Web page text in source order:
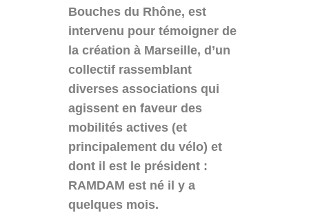
Bouches du Rhône, est
intervenu pour témoigner de
la création à Marseille, d’un
collectif rassemblant
diverses associations qui
agissent en faveur des
mobilités actives (et
principalement du vélo) et
dont il est le président :
RAMDAM est né il y a
quelques mois.